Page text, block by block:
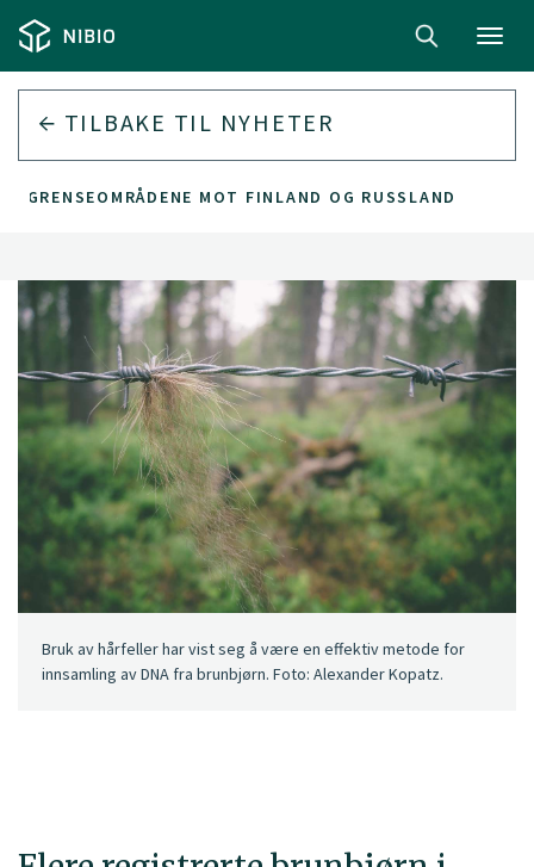
TILBAKE TIL NYHETER
I GRENSEOMRÅDENE MOT FINLAND OG RUSSLAND
Bruk av hårfeller har vist seg å være en effektiv metode for
innsamling av DNA fra brunbjørn. Foto: Alexander Kopatz.